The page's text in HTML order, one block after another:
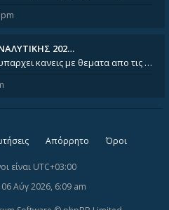
202…
Καλησπερα σε ολους υπαρχει κανεις με θεματα απο τις εξετασεις του ιουνιου και σεπτεμβρίου για την αναλυτικη χημεια
Απόρρητο Όροι
είναι UTC+03:00
Αύγ 2026, 6:09 am